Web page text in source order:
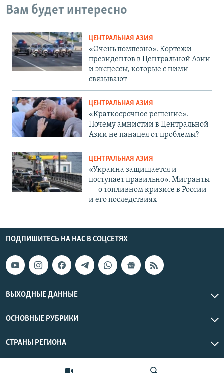
Вам будет интересно
ЦЕНТРАЛЬНАЯ АЗИЯ
«Очень помпезно». Кортежи
президентов в Центральной Азии
и эксцессы, которые с ними
связывают
ЦЕНТРАЛЬНАЯ АЗИЯ
«Краткосрочное решение».
Почему амнистии в Центральной
Азии не панацея от проблемы?
ЦЕНТРАЛЬНАЯ АЗИЯ
«Украина защищается и
поступает правильно». Мигранты
— о топливном кризисе в России
и его последствиях
ПОДПИШИТЕСЬ НА НАС В СОЦСЕТЯХ
ВЫХОДНЫЕ ДАННЫЕ
ОСНОВНЫЕ РУБРИКИ
СТРАНЫ РЕГИОНА
Азаттык Азия © 2026 RFE/RL, Inc. | Все права защищены.